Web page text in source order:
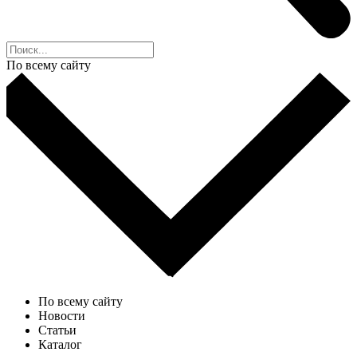
По всему сайту
По всему сайту
Новости
Статьи
Каталог